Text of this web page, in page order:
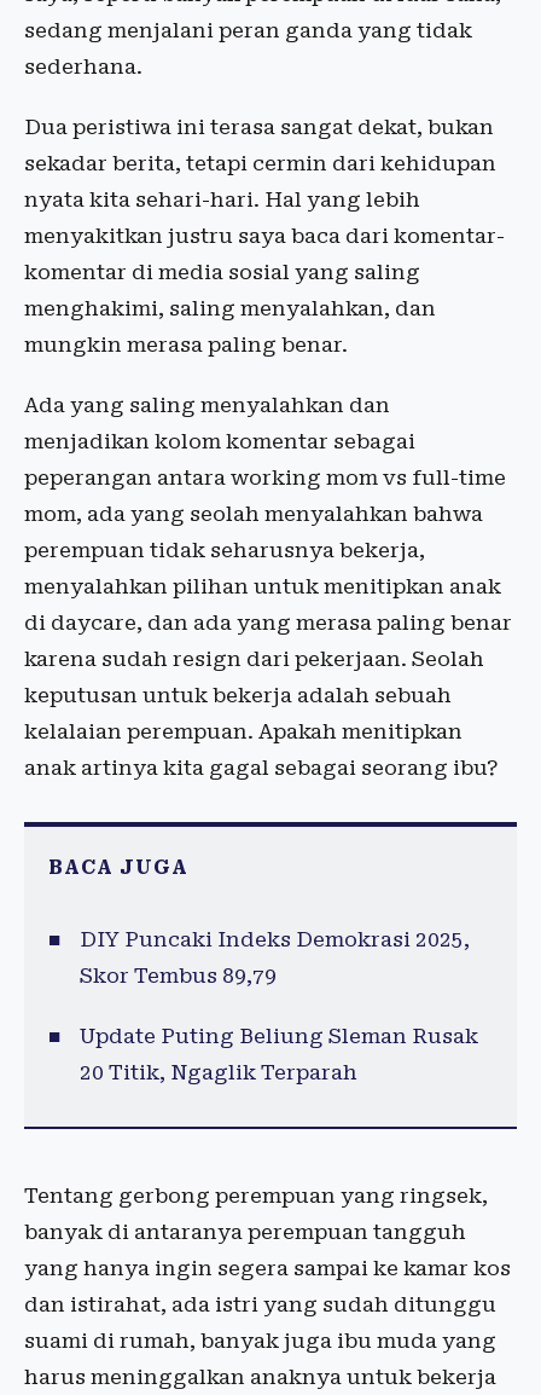
sedang menjalani peran ganda yang tidak
sederhana.
Dua peristiwa ini terasa sangat dekat, bukan
sekadar berita, tetapi cermin dari kehidupan
nyata kita sehari-hari. Hal yang lebih
menyakitkan justru saya baca dari komentar-
komentar di media sosial yang saling
menghakimi, saling menyalahkan, dan
mungkin merasa paling benar.
Ada yang saling menyalahkan dan
menjadikan kolom komentar sebagai
peperangan antara working mom vs full-time
mom, ada yang seolah menyalahkan bahwa
perempuan tidak seharusnya bekerja,
menyalahkan pilihan untuk menitipkan anak
di daycare, dan ada yang merasa paling benar
karena sudah resign dari pekerjaan. Seolah
keputusan untuk bekerja adalah sebuah
kelalaian perempuan. Apakah menitipkan
anak artinya kita gagal sebagai seorang ibu?
BACA JUGA
DIY Puncaki Indeks Demokrasi 2025,
Skor Tembus 89,79
Update Puting Beliung Sleman Rusak
20 Titik, Ngaglik Terparah
Tentang gerbong perempuan yang ringsek,
banyak di antaranya perempuan tangguh
yang hanya ingin segera sampai ke kamar kos
dan istirahat, ada istri yang sudah ditunggu
suami di rumah, banyak juga ibu muda yang
harus meninggalkan anaknya untuk bekerja